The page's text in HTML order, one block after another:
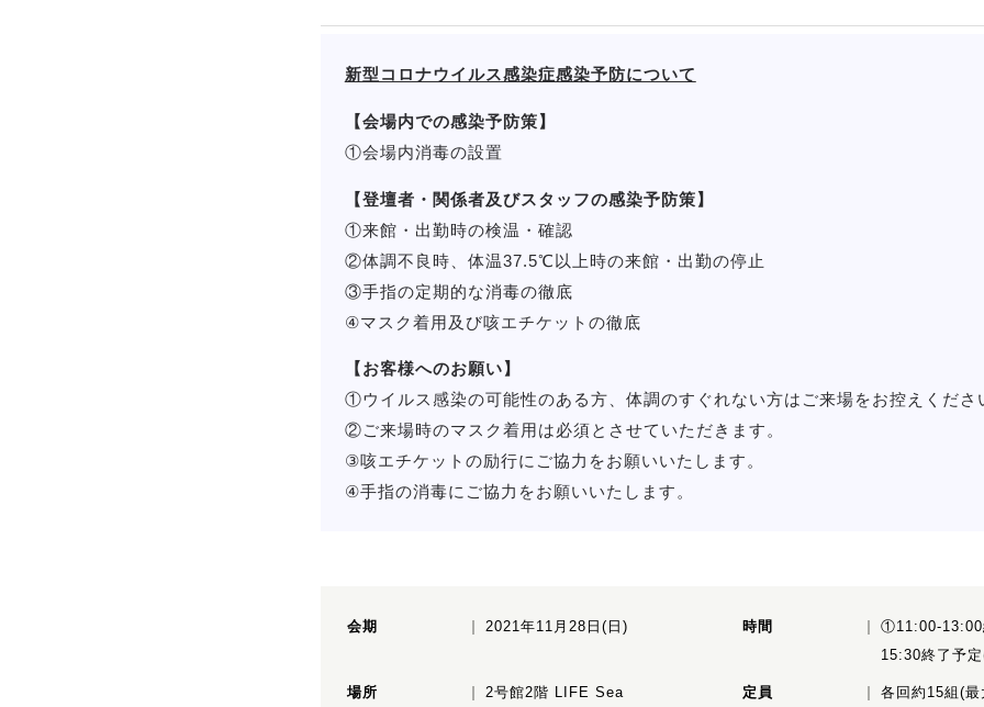
新型コロナウイルス感染症感染予防について
【会場内での感染予防策】
①会場内消毒の設置
【登壇者・関係者及びスタッフの感染予防策】
①来館・出勤時の検温・確認
②体調不良時、体温37.5℃以上時の来館・出勤の停止
③手指の定期的な消毒の徹底
④マスク着用及び咳エチケットの徹底
【お客様へのお願い】
①ウイルス感染の可能性のある方、体調のすぐれない方はご来場をお控えくださ
②ご来場時のマスク着用は必須とさせていただきます。
③咳エチケットの励行にご協力をお願いいたします。
④手指の消毒にご協力をお願いいたします。
会期 2021年11月28日(日) 時間
①11:00-
15:30終了予
場所 2号館2階 LIFE Sea 定員 各回約15組(最